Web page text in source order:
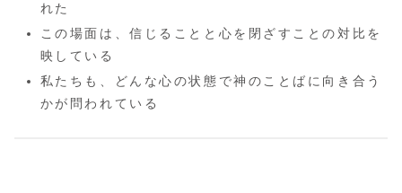
れた
この場面は、信じることと心を閉ざすことの対比を
映している
私たちも、どんな心の状態で神のことばに向き合う
かが問われている